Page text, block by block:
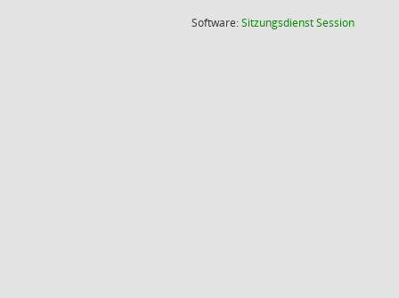
Software:SitzungsdienstSession(Wird in